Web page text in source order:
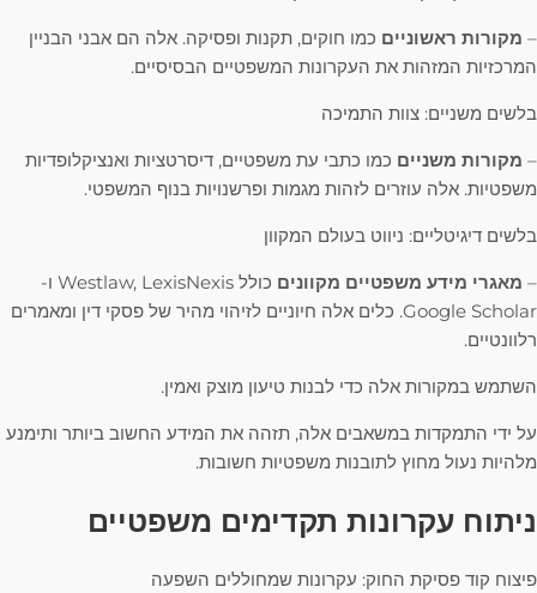
– מקורות ראשוניים כמו חוקים, תקנות ופסיקה. אלה הם אבני הבניין
המרכזיות המזהות את העקרונות המשפטיים הבסיסיים.
בלשים משניים: צוות התמיכה
– מקורות משניים כמו כתבי עת משפטיים, דיסרטציות ואנציקלופדיות
משפטיות. אלה עוזרים לזהות מגמות ופרשנויות בנוף המשפטי.
בלשים דיגיטליים: ניווט בעולם המקוון
– מאגרי מידע משפטיים מקוונים
כולל Westlaw, LexisNexis ו-
Google Scholar. כלים אלה חיוניים לזיהוי מהיר של פסקי דין ומאמרים
רלוונטיים.
השתמש במקורות אלה כדי לבנות טיעון מוצק ואמין.
על ידי התמקדות במשאבים אלה, תזהה את המידע החשוב ביותר ותימנע
מלהיות נעול מחוץ לתובנות משפטיות חשובות.
ניתוח עקרונות תקדימים משפטיים
פיצוח קוד פסיקת החוק: עקרונות שמחוללים השפעה